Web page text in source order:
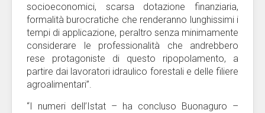
socioeconomici, scarsa dotazione finanziaria,
formalità burocratiche che renderanno lunghissimi i
tempi di applicazione, peraltro senza minimamente
considerare le professionalità che andrebbero
rese protagoniste di questo ripopolamento, a
partire dai lavoratori idraulico forestali e delle filiere
agroalimentari”.
“I numeri dell’Istat – ha concluso Buonaguro –